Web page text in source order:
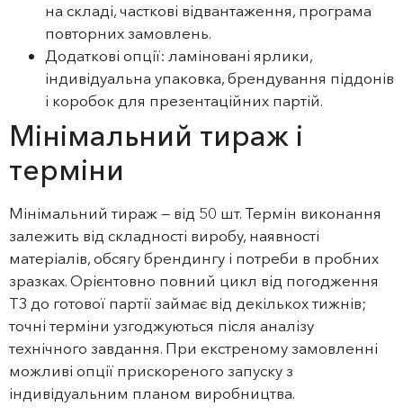
на складі, часткові відвантаження, програма
повторних замовлень.
Додаткові опції: ламіновані ярлики,
індивідуальна упаковка, брендування піддонів
і коробок для презентаційних партій.
Мінімальний тираж і
терміни
Мінімальний тираж — від 50 шт. Термін виконання
залежить від складності виробу, наявності
матеріалів, обсягу брендингу і потреби в пробних
зразках. Орієнтовно повний цикл від погодження
ТЗ до готової партії займає від декількох тижнів;
точні терміни узгоджуються після аналізу
технічного завдання. При екстреному замовленні
можливі опції прискореного запуску з
індивідуальним планом виробництва.